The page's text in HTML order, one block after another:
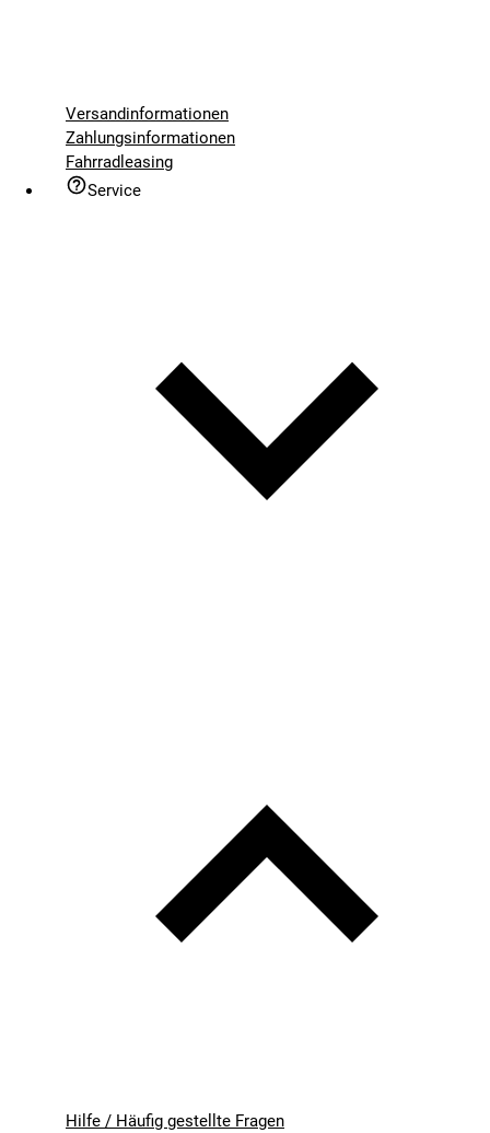
Versandinformationen
Zahlungsinformationen
Fahrradleasing
Service
Hilfe / Häufig gestellte Fragen